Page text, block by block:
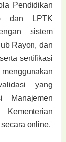
Pendidikan
dan LPTK
sistem
Rayon, dan
sertifikasi
yang
Manajemen
online.